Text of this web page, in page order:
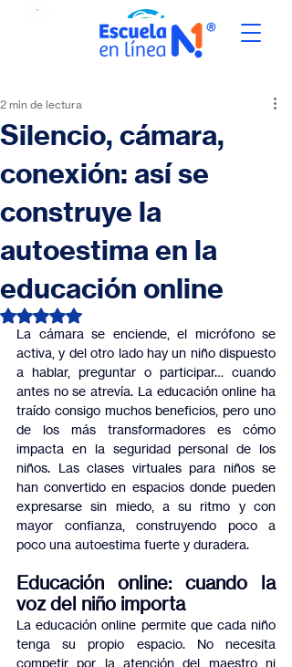
Silencio, cámara,
conexión: así se
construye la
autoestima en la
educación online
2 min de lectura
Obtuvo NaN de 5 estrellas.
La cámara se enciende, el micrófono se
activa, y del otro lado hay un niño dispuesto
a hablar, preguntar o participar… cuando
antes no se atrevía. La educación online ha
traído consigo muchos beneficios, pero uno
de los más transformadores es cómo
impacta en la seguridad personal de los
niños. Las clases virtuales para niños se
han convertido en espacios donde pueden
expresarse sin miedo, a su ritmo y con
mayor confianza, construyendo poco a
poco una autoestima fuerte y duradera.
Educación online: cuando la
voz del niño importa
La educación online permite que cada niño
tenga su propio espacio. No necesita
competir por la atención del maestro ni